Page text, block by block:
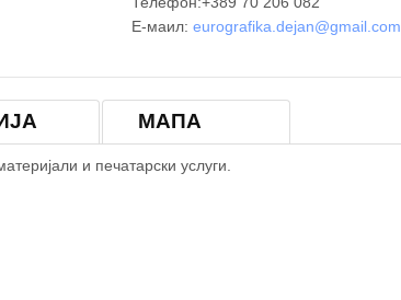
Е-маил: eurografika.dejan@gmail.com
МАПА
и печатарски услуги.